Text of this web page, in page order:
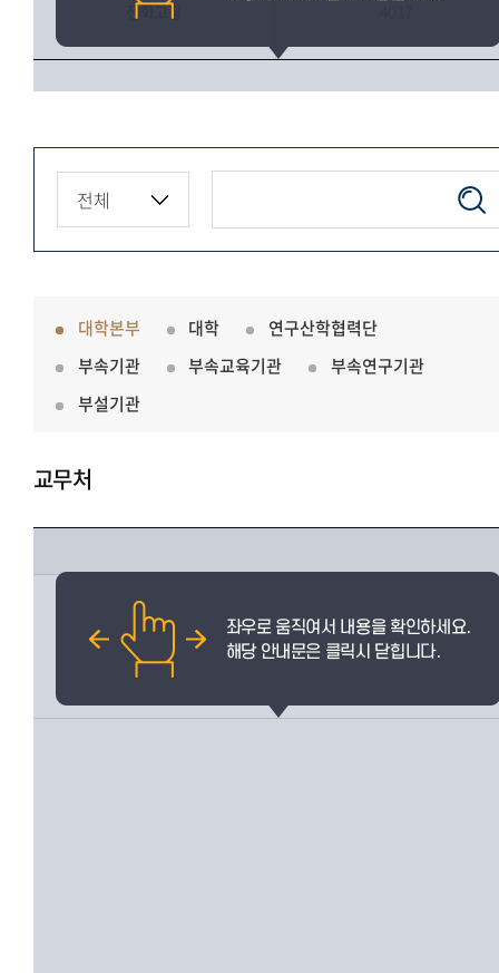
전화고장
대학본부 대학
연구산학협력단
부속기관
부속교육기관
부속연구기관
부설기관
교무처
교무행정팀